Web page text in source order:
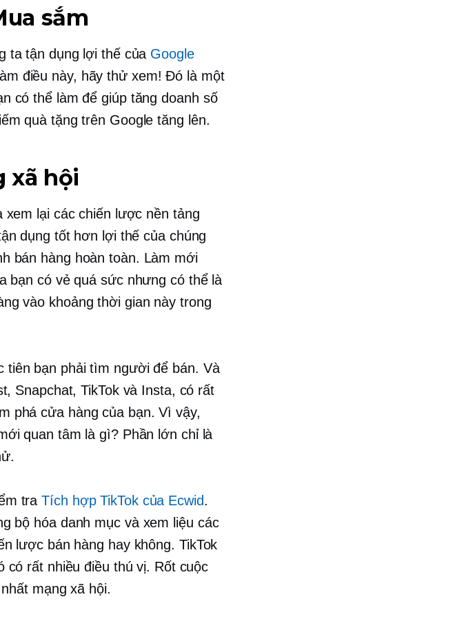
sắm
ta tận dụng lợi thế của Google
điều này, hãy thử xem! Đó là một
có thể làm để giúp tăng doanh số
quà tặng trên Google tăng lên.
xã hội
lại các chiến lược nền tảng
dụng tốt hơn lợi thế của chúng
bán hàng hoàn toàn. Làm mới
bạn có vẻ quá sức nhưng có thể là
vào khoảng thời gian này trong
tiên bạn phải tìm người để bán. Và
Snapchat, TikTok và Insta, có rất
phá cửa hàng của bạn. Vì vậy,
quan tâm là gì? Phần lớn chỉ là
traTích hợp TikTok của Ecwid.
bộ hóa danh mục và xem liệu các
lược bán hàng hay không. TikTok
có rất nhiều điều thú vị. Rốt cuộc
mạng xã hội.